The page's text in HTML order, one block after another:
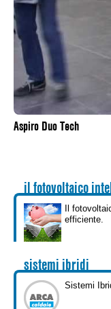
Aspiro Duo Tech
il fotovoltaico
Il
efficiente.
sistemi ibridi
Sistemi